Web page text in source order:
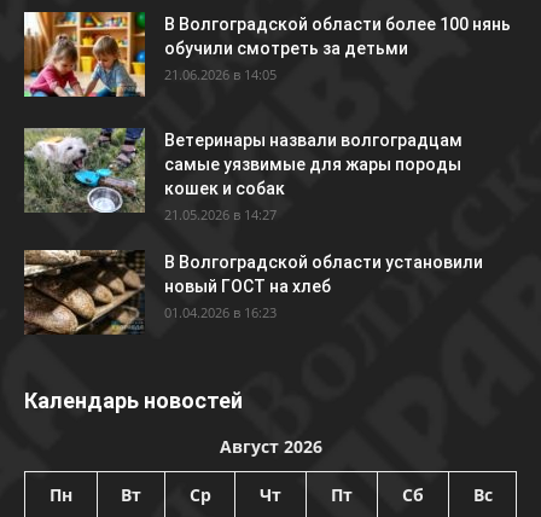
В Волгоградской области более 100 нянь
обучили смотреть за детьми
21.06.2026 в 14:05
Ветеринары назвали волгоградцам
самые уязвимые для жары породы
кошек и собак
21.05.2026 в 14:27
В Волгоградской области установили
новый ГОСТ на хлеб
01.04.2026 в 16:23
Календарь новостей
Август 2026
Пн Вт Ср Чт Пт Сб Вс